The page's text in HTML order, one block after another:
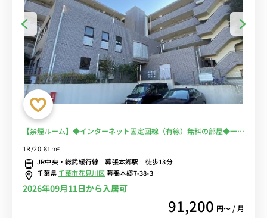
【禁煙ルーム】◆インターネット固定回線（有線）無料の部屋◆一棟
完備♪人気のデスク＆チェア付き♪■JR総武線・京成千葉線の2路線
利用可/秋葉原・新宿まで乗換なし/休日は「イオンモール幕張新都
心」でのショッピングもおすすめ
1R/20.81m²
JR中央・総武緩行線 幕張本郷駅 徒歩13分
千葉県千葉市花見川区幕張本郷7-38-3
2026年09月11日から入居可
91,200 円〜 / 月